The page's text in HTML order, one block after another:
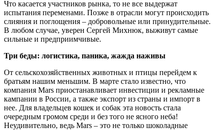
Что касается участников рынка, то не все выдержат
испытания пе­ременами. Позже в отрасли могут происходить
слияния и поглоще­ния – добровольные или принудитель­ные.
В любом случае, уверен Сергей Михнюк, выживут самые
сильные и предприимчивые.
Три беды: логистика, паника, жажда наживы
От сельскохозяйственных животных и птицы перейдем к
братьям нашим меньшим. В марте стало известно, что
компания Mars приостанавливает инвестиции и рекламные
кампании в России, а также экспорт из страны и импорт в
нее. Для владельцев кошек и собак эта новость стала
очередным громом среди и без того не ясного неба!
Неудивительно, ведь Mars – это не только шоколадные